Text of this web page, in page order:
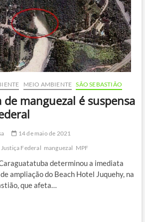
MEIO AMBIENTE SÃO SEBASTIÃO
de manguezal é suspensa
14 de maio de 2021
Justiça Federal manguezal MPF
determinou a imediata
ampliação do Beach Hotel Juquehy, na
que afeta…